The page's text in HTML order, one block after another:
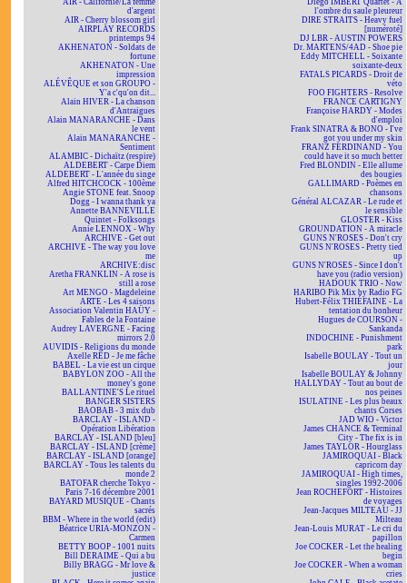
AIR - Californie/La femme
d'argent
AIR - Cherry blossom girl
AIRPLAY RECORDS
printemps 94
AKHENATON - Soldats de
fortune
AKHENATON - Une
impression
ALÉVÊQUE et son GROUPO -
Y'a c'qu'on dit...
Alain HIVER - La chanson
d'Antraigues
Alain MANARANCHE - Dans
le vent
Alain MANARANCHE -
Sentiment
ALAMBIC - Dichaïtz (respire)
ALDEBERT - Carpe Diem
ALDEBERT - L'année du singe
Alfred HITCHCOCK - 100ème
Angie STONE feat. Snoop
Dogg - I wanna thank ya
Annette BANNEVILLE
Quintet - Folksongs
Annie LENNOX - Why
ARCHIVE - Get out
ARCHIVE - The way you love
me
ARCHIVE:disc
Aretha FRANKLIN - A rose is
still a rose
Art MENGO - Magdeleine
ARTE - Les 4 saisons
Association Valentin HAÜY -
Fables de la Fontaine
Audrey LAVERGNE - Facing
mirrors 2.0
AUVIDIS - Religions du monde
Axelle RED - Je me fâche
BABEL - La vie est un cirque
BABYLON ZOO - All the
money's gone
BALLANTINE'S Le rituel
BANGER SISTERS
BAOBAB - 3 mix dub
BARCLAY - ISLAND -
Opération Libération
BARCLAY - ISLAND [bleu]
BARCLAY - ISLAND [crème]
BARCLAY - ISLAND [orange]
BARCLAY - Tous les talents du
monde 2
BATOFAR cherche Tokyo -
Paris 7-16 décembre 2001
BAYARD MUSIQUE - Chants
sacrés
BBM - Where in the world (edit)
Béatrice URIA-MONZON -
Carmen
BETTY BOOP - 1001 nuits
Bill DERAIME - Qui a bu
Billy BRAGG - Mr love &
justice
Diego IMBERT Quartet - À
l'ombre du saule pleureur
DIRE STRAITS - Heavy fuel
[numéroté]
DJ LBR - AUSTIN POWERS
Dr. MARTENS/4AD - Shoe pie
Eddy MITCHELL - Soixante
soixante-deux
FATALS PICARDS - Droit de
véto
FOO FIGHTERS - Resolve
FRANCE CARTIGNY
Françoise HARDY - Modes
d'emploi
Frank SINATRA & BONO - I've
got you under my skin
FRANZ FERDINAND - You
could have it so much better
Fred BLONDIN - Elle allume
des bougies
GALLIMARD - Poèmes en
chansons
Général ALCAZAR - Le rude et
le sensible
GLOSTER - Kiss
GROUNDATION - A miracle
GUNS N'ROSES - Don't cry
GUNS N'ROSES - Pretty tied
up
GUNS N'ROSES - Since I don't
have you (radio version)
HADOUK TRIO - Now
HARIBO Pik Mix by Radio FG
Hubert-Félix THIÉFAINE - La
tentation du bonheur
Hugues de COURSON -
Sankanda
INDOCHINE - Punishment
park
Isabelle BOULAY - Tout un
jour
Isabelle BOULAY & Johnny
HALLYDAY - Tout au bout de
nos peines
ISULATINE - Les plus beaux
chants Corses
JAD WIO - Victor
James CHANCE & Terminal
City - The fix is in
James TAYLOR - Hourglass
JAMIROQUAI - Black
capricorn day
JAMIROQUAI - High times,
singles 1992-2006
Jean ROCHEFORT - Histoires
de voyages
Jean-Jacques MILTEAU - JJ
Milteau
Jean-Louis MURAT - Le cri du
papillon
Joe COCKER - Let the healing
begin
Joe COCKER - When a woman
cries